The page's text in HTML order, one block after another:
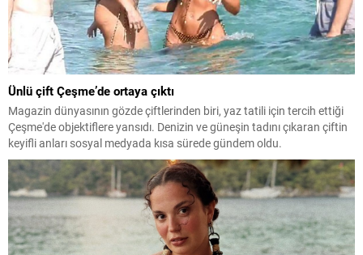
Ünlü çift Çeşme’de ortaya çıktı
Magazin dünyasının gözde çiftlerinden biri, yaz tatili için tercih ettiği
Çeşme'de objektiflere yansıdı. Denizin ve güneşin tadını çıkaran çiftin
keyifli anları sosyal medyada kısa sürede gündem oldu.